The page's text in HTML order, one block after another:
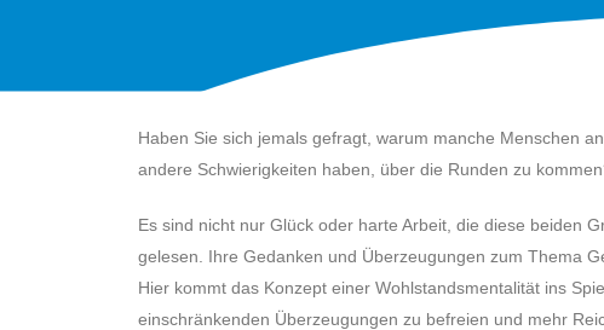
Haben Sie sich jemals gefragt, warum manche Menschen
andere Schwierigkeiten haben, über die Runden zu
Es sind nicht nur Glück oder harte Arbeit, die diese beiden
gelesen. Ihre Gedanken und Überzeugungen zum Thema
Hier kommt das Konzept einer Wohlstandsmentalität ins
einschränkenden Überzeugungen zu befreien und mehr